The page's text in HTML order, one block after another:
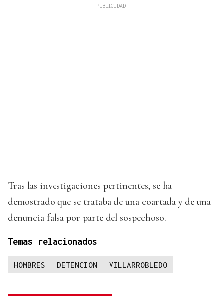
Tras las investigaciones pertinentes, se ha
demostrado que se trataba de una coartada y de una
denuncia falsa por parte del sospechoso.
Temas relacionados
HOMBRES DETENCION VILLARROBLEDO